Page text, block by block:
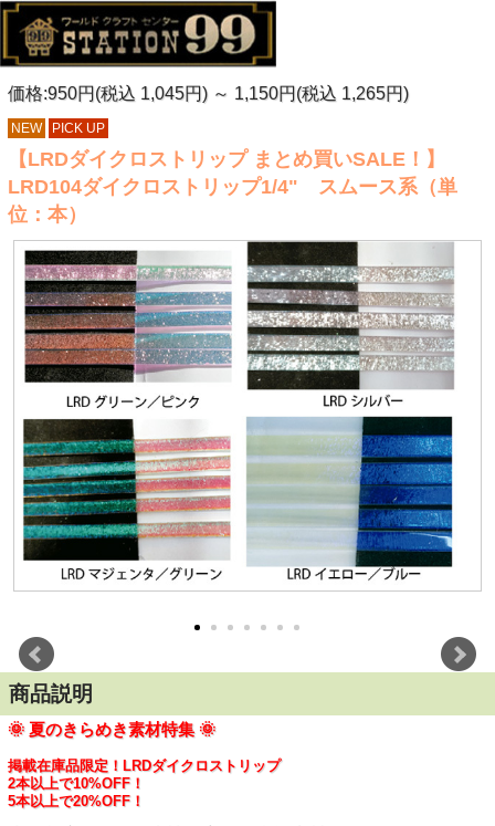
価格:950円(税込 1,045円) ～ 1,150円(税込 1,265円)
NEW PICK UP
【LRDダイクロストリップ まとめ買いSALE！】
LRD104ダイクロストリップ1/4" スムース系（単
位：本）
商品説明
🌞 夏のきらめき素材特集 🌞
掲載在庫品限定！LRDダイクロストリップ
2本以上で10%OFF！
5本以上で20%OFF！